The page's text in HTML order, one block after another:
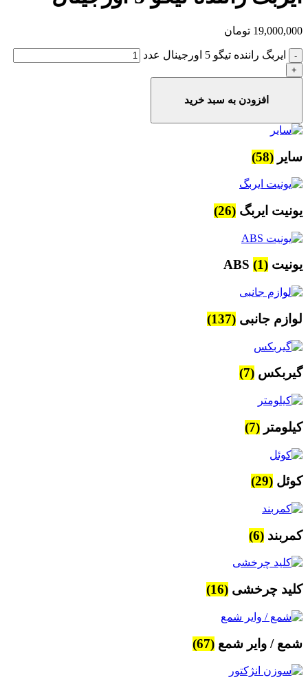
19,000,000 تومان
ایربگ راننده تیگو 5 اورجینال عدد
افزودن به سبد خرید
سایر (58)
یونیت ایربگ (26)
یونیت ABS (1)
لوازم جانبی (137)
گیربکس (7)
کیلومتر (7)
کوئل (29)
کمربند (6)
کلید چرخشی (16)
شمع / وایر شمع (67)